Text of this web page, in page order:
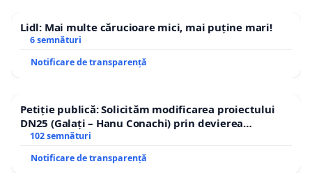
Lidl: Mai multe cărucioare mici, mai puține mari!
6 semnături
Notificare de transparență
Petiție publică: Solicităm modificarea proiectului
DN25 (Galați – Hanu Conachi) prin devierea
traseului în afara localităților!
102 semnături
Notificare de transparență